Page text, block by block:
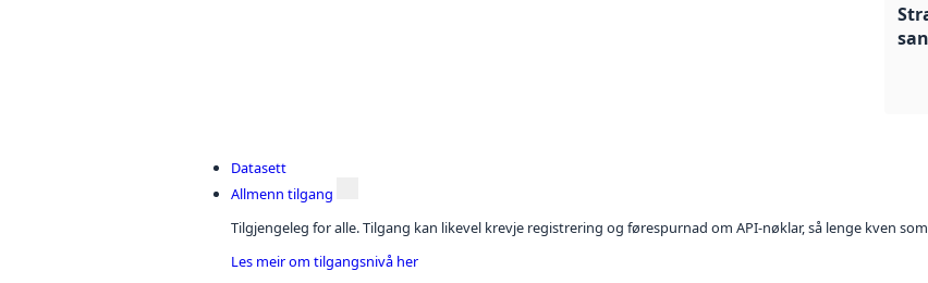
Datasett
Allmenn tilgang
Tilgjengeleg for alle. Tilgang kan likevel krevje registrering og førespurnad om API-nøklar, så lenge kven
Les meir om tilgangsnivå her